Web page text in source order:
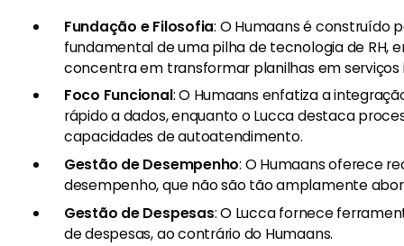
Fundação e Filosofia: O Humaans é construído
fundamental de uma pilha de tecnologia de RH,
concentra em transformar planilhas em serviços
Foco Funcional: O Humaans enfatiza a
rápido a dados, enquanto o Lucca destaca
capacidades de autoatendimento.
Gestão de Desempenho: O Humaans oferece
desempenho, que não são tão amplamente
Gestão de Despesas: O Lucca fornece
de despesas, ao contrário do Humaans.